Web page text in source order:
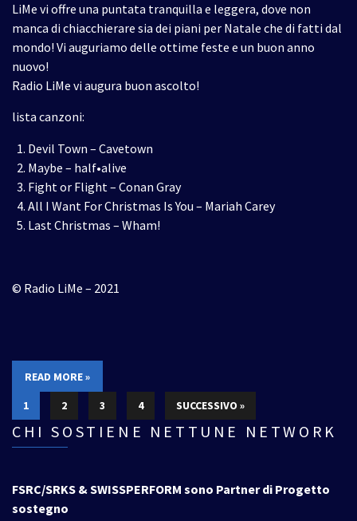
LiMe vi offre una puntata tranquilla e leggera, dove non
manca di chiacchierare sia dei piani per Natale che di fatti dal
mondo! Vi auguriamo delle ottime feste e un buon anno
nuovo!
Radio LiMe vi augura buon ascolto!
lista canzoni:
Devil Town – Cavetown
Maybe – half•alive
Fight or Flight – Conan Gray
All I Want For Christmas Is You – Mariah Carey
Last Christmas – Wham!
© Radio LiMe – 2021
READ MORE »
1
2 3 4 SUCCESSIVO »
CHI SOSTIENE NETTUNE NETWORK
FSRC/SRKS & SWISSPERFORM sono Partner di Progetto
sostegno